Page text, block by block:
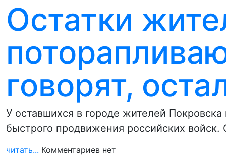
Остатки
говорят,
У оставшихся в городе жителей
быстрого продвижения российских
читать... Комментариев нет